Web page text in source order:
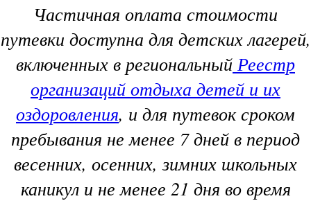
Частичная оплата стоимости
путевки доступна для детских лагерей,
включенных в региональный Реестр
организаций отдыха детей и их
оздоровления, и для путевок сроком
пребывания не менее 7 дней в период
весенних, осенних, зимних школьных
каникул и не менее 21 дня во время